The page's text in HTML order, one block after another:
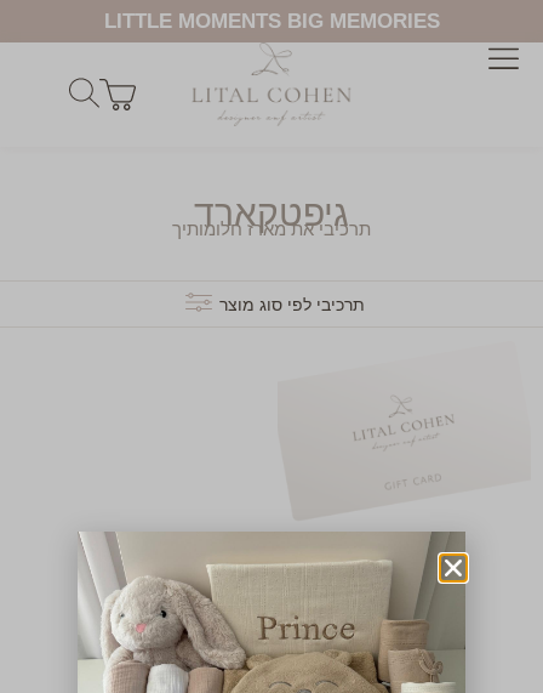
LITTLE MOMENTS BIG MEMORIES
גיפטקארד
תרכיבי את מארז חלומותיך
תרכיבי לפי סוג מוצר
Gift Card
₪ 800
2,500